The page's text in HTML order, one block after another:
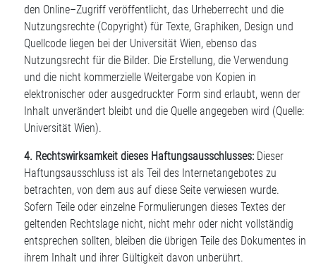
den Online–Zugriff veröffentlicht, das Urheberrecht und die
Nutzungsrechte (Copyright) für Texte, Graphiken, Design und
Quellcode liegen bei der Universität Wien, ebenso das
Nutzungsrecht für die Bilder. Die Erstellung, die Verwendung
und die nicht kommerzielle Weitergabe von Kopien in
elektronischer oder ausgedruckter Form sind erlaubt, wenn der
Inhalt unverändert bleibt und die Quelle angegeben wird (Quelle:
Universität Wien).
4. Rechtswirksamkeit dieses Haftungsausschlusses: Dieser
Haftungsausschluss ist als Teil des Internetangebotes zu
betrachten, von dem aus auf diese Seite verwiesen wurde.
Sofern Teile oder einzelne Formulierungen dieses Textes der
geltenden Rechtslage nicht, nicht mehr oder nicht vollständig
entsprechen sollten, bleiben die übrigen Teile des Dokumentes in
ihrem Inhalt und ihrer Gültigkeit davon unberührt.